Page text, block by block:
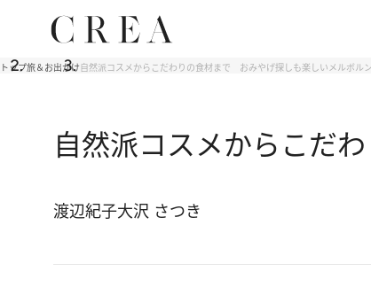
トップ旅＆お出かけ自然派コスメからこだわりの食材まで おみやげ探しも楽しいメルボルン
自然派コスメからこだ
渡辺紀子大沢 さつき